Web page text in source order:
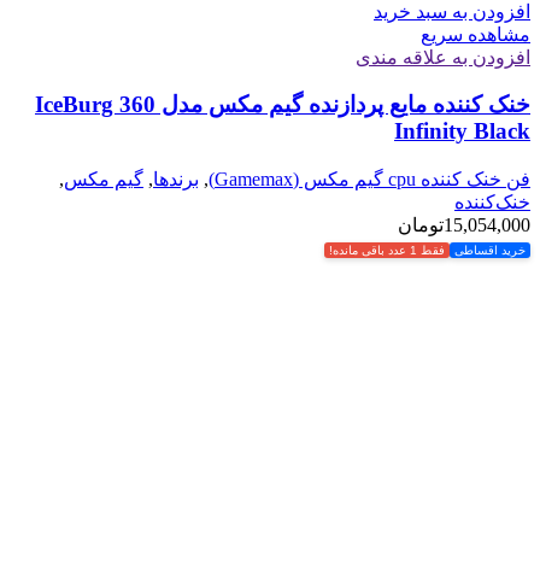
افزودن به سبد خرید
مشاهده سریع
افزودن به علاقه مندی
خنک کننده مایع پردازنده گیم مکس مدل IceBurg 360
Infinity Black
فن خنک کننده cpu گیم مکس (Gamemax) , برندها, گیم مکس,
خنک‌کننده
15,054,000تومان
خرید اقساطی فقط 1 عدد باقی مانده!